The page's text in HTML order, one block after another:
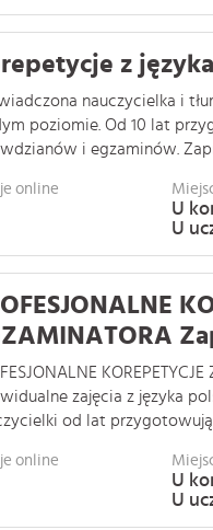
z
nauczycielka i
poziomie. Od 10 lat
i egzaminów.
online
U
U
zajęcia z języka
od lat
online
U
U